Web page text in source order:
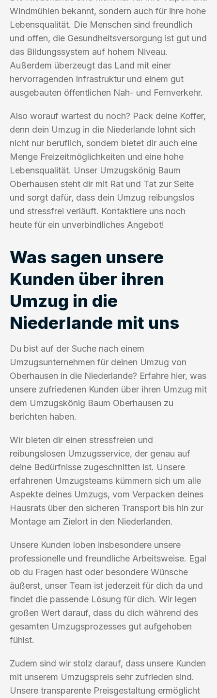
Windmühlen bekannt, sondern auch für ihre hohe
Lebensqualität. Die Menschen sind freundlich
und offen, die Gesundheitsversorgung ist gut und
das Bildungssystem auf hohem Niveau.
Außerdem überzeugt das Land mit einer
hervorragenden Infrastruktur und einem gut
ausgebauten öffentlichen Nah- und Fernverkehr.
Also worauf wartest du noch? Pack deine Koffer,
denn dein Umzug in die Niederlande lohnt sich
nicht nur beruflich, sondern bietet dir auch eine
Menge Freizeitmöglichkeiten und eine hohe
Lebensqualität. Unser Umzugskönig Baum
Oberhausen steht dir mit Rat und Tat zur Seite
und sorgt dafür, dass dein Umzug reibungslos
und stressfrei verläuft. Kontaktiere uns noch
heute für ein unverbindliches Angebot!
Was sagen unsere
Kunden über ihren
Umzug in die
Niederlande mit uns
Du bist auf der Suche nach einem
Umzugsunternehmen für deinen Umzug von
Oberhausen in die Niederlande? Erfahre hier, was
unsere zufriedenen Kunden über ihren Umzug mit
dem Umzugskönig Baum Oberhausen zu
berichten haben.
Wir bieten dir einen stressfreien und
reibungslosen Umzugsservice, der genau auf
deine Bedürfnisse zugeschnitten ist. Unsere
erfahrenen Umzugsteams kümmern sich um alle
Aspekte deines Umzugs, vom Verpacken deines
Hausrats über den sicheren Transport bis hin zur
Montage am Zielort in den Niederlanden.
Unsere Kunden loben insbesondere unsere
professionelle und freundliche Arbeitsweise. Egal
ob du Fragen hast oder besondere Wünsche
äußerst, unser Team ist jederzeit für dich da und
findet die passende Lösung für dich. Wir legen
großen Wert darauf, dass du dich während des
gesamten Umzugsprozesses gut aufgehoben
fühlst.
Zudem sind wir stolz darauf, dass unsere Kunden
mit unserem Umzugspreis sehr zufrieden sind.
Unsere transparente Preisgestaltung ermöglicht